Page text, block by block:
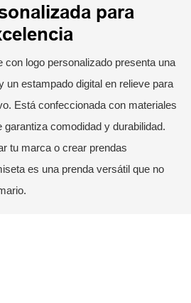
para
con logo personalizado presenta una
un estampado digital en relieve para
Está confeccionada con materiales
garantiza comodidad y durabilidad.
tu marca o crear prendas
es una prenda versátil que no